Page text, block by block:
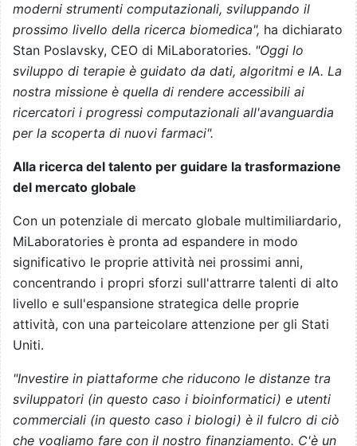
moderni strumenti computazionali, sviluppando il
prossimo livello della ricerca biomedica", ha dichiarato
Stan Poslavsky, CEO di MiLaboratories. "Oggi lo
sviluppo di terapie è guidato da dati, algoritmi e IA. La
nostra missione è quella di rendere accessibili ai
ricercatori i progressi computazionali all'avanguardia
per la scoperta di nuovi farmaci".
Alla ricerca del talento per guidare la trasformazione
del mercato globale
Con un potenziale di mercato globale multimiliardario,
MiLaboratories è pronta ad espandere in modo
significativo le proprie attività nei prossimi anni,
concentrando i propri sforzi sull'attrarre talenti di alto
livello e sull'espansione strategica delle proprie
attività, con una parteicolare attenzione per gli Stati
Uniti.
"Investire in piattaforme che riducono le distanze tra
sviluppatori (in questo caso i bioinformatici) e utenti
commerciali (in questo caso i biologi) è il fulcro di ciò
che vogliamo fare con il nostro finanziamento. C'è un